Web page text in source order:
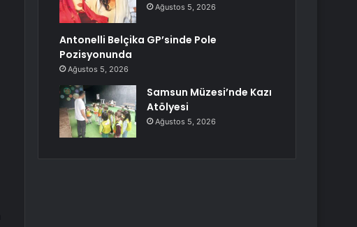
Ağustos 5, 2026
Antonelli Belçika GP’sinde Pole
Pozisyonunda
Ağustos 5, 2026
Samsun Müzesi’nde Kazı
Atölyesi
Ağustos 5, 2026